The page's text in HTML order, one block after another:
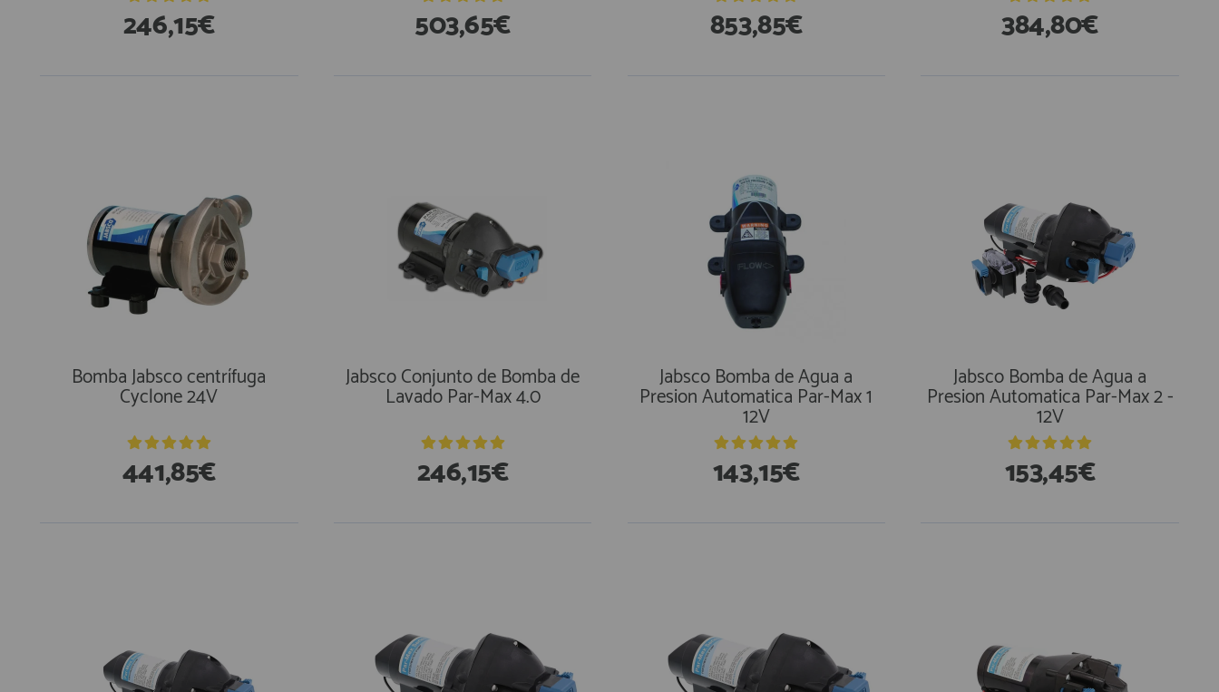
246,15€ 503,65€ 853,85€ 384,80€
Bomba Jabsco centrífuga
Cyclone 24V
441,85€
Jabsco Conjunto de Bomba de
Lavado Par-Max 4.0
246,15€
Jabsco Bomba de Agua a
Presion Automatica Par-Max 1
12V
143,15€
Jabsco Bomba de Agua a
Presion Automatica Par-Max 2 -
12V
153,45€